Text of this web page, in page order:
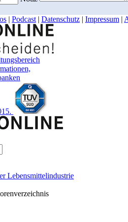
| Podcast | Datenschutz | Impressum |
Lebensmittelindustrie